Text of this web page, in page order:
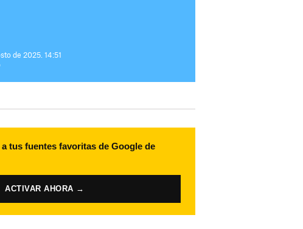
de 2025. 14:51
tus fuentes favoritas de Google de
ACTIVAR AHORA →